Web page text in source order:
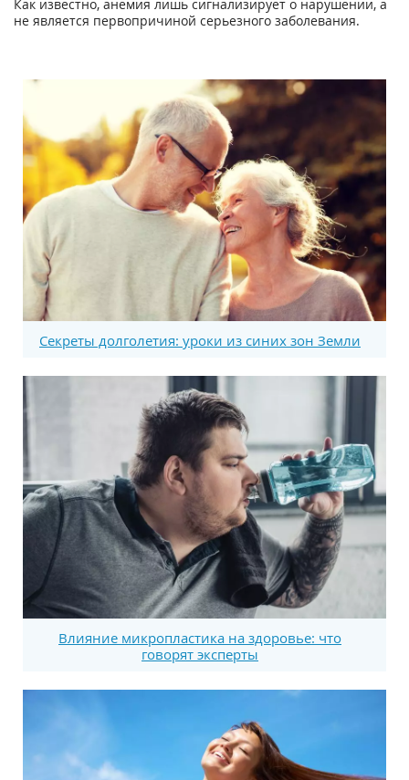
Как известно, анемия лишь сигнализирует о нарушении, а
не является первопричиной серьезного заболевания.
Секреты долголетия: уроки из синих зон Земли
Влияние микропластика на здоровье: что
говорят эксперты